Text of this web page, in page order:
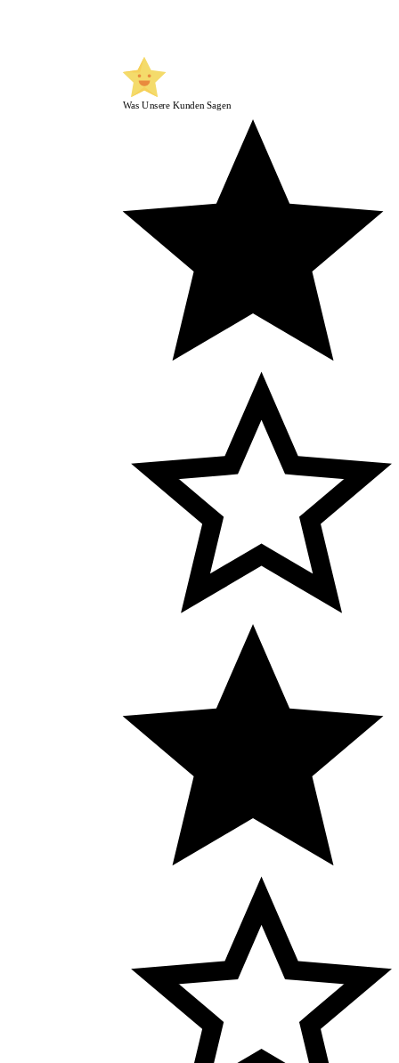
Was Unsere Kunden Sagen